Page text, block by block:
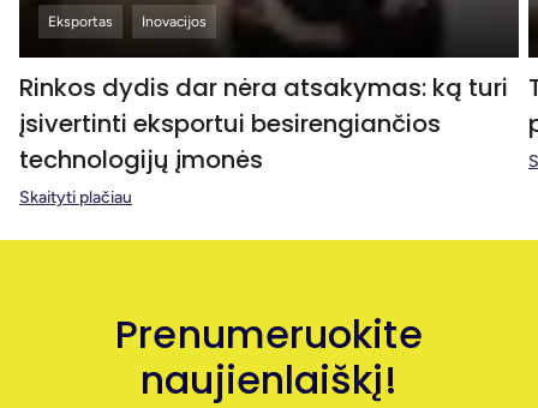
Eksportas Inovacijos
Rinkos dydis dar nėra atsakymas: ką turi
įsivertinti eksportui besirengiančios
technologijų įmonės
Skaityti plačiau
Prenumeruokite
naujienlaiškį!